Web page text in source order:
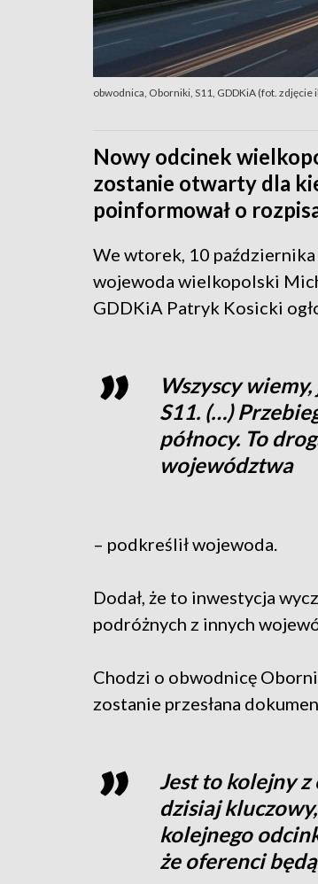
obwodnica, Oborniki, S11, GDDKiA (fot. zdjęcie
Nowy odcinek
zostanie otwarty dla
poinformował o
We wtorek, 10
wojewoda wielkopolski
GDDKiA Patryk Kosicki
Wszyscy
S11. (…)
północy. To
województwa
– podkreślił wojewoda.
Dodał, że to inwestycja
podróżnych z innych
Chodzi o obwodnicę
zostanie przesłana
Jest to kolejny
dzisiaj
kolejnego
że oferenci